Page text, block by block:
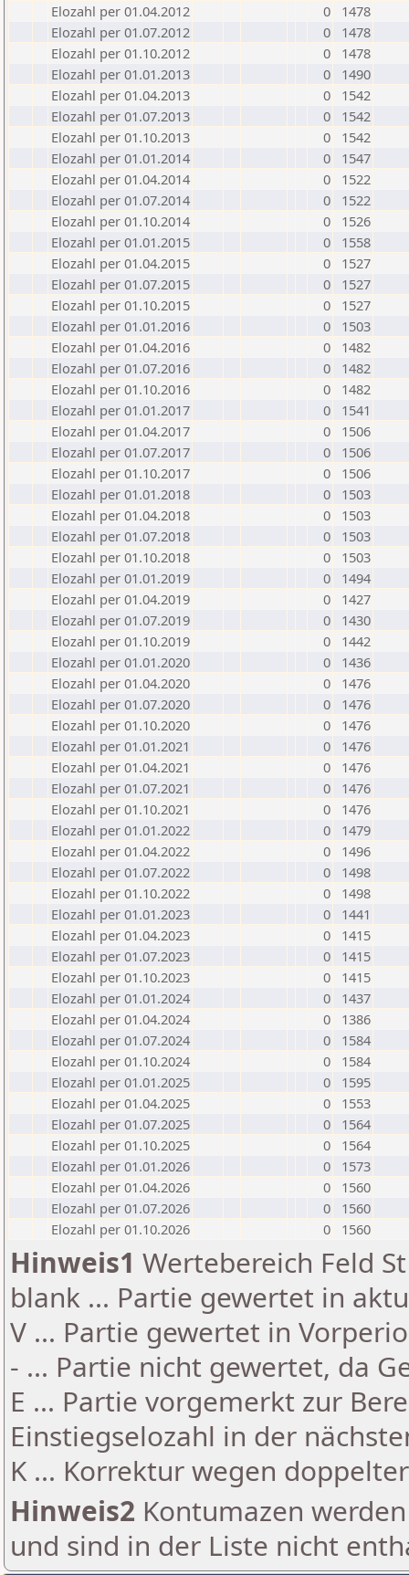
Elozahl per 01.04.2012
0
1478
Elozahl per 01.07.2012
0
1478
Elozahl per 01.10.2012
0
1478
Elozahl per 01.01.2013
0
1490
Elozahl per 01.04.2013
0
1542
Elozahl per 01.07.2013
0
1542
Elozahl per 01.10.2013
0
1542
Elozahl per 01.01.2014
0
1547
Elozahl per 01.04.2014
0
1522
Elozahl per 01.07.2014
0
1522
Elozahl per 01.10.2014
0
1526
Elozahl per 01.01.2015
0
1558
Elozahl per 01.04.2015
0
1527
Elozahl per 01.07.2015
0
1527
Elozahl per 01.10.2015
0
1527
Elozahl per 01.01.2016
0
1503
Elozahl per 01.04.2016
0
1482
Elozahl per 01.07.2016
0
1482
Elozahl per 01.10.2016
0
1482
Elozahl per 01.01.2017
0
1541
Elozahl per 01.04.2017
0
1506
Elozahl per 01.07.2017
0
1506
Elozahl per 01.10.2017
0
1506
Elozahl per 01.01.2018
0
1503
Elozahl per 01.04.2018
0
1503
Elozahl per 01.07.2018
0
1503
Elozahl per 01.10.2018
0
1503
Elozahl per 01.01.2019
0
1494
Elozahl per 01.04.2019
0
1427
Elozahl per 01.07.2019
0
1430
Elozahl per 01.10.2019
0
1442
Elozahl per 01.01.2020
0
1436
Elozahl per 01.04.2020
0
1476
Elozahl per 01.07.2020
0
1476
Elozahl per 01.10.2020
0
1476
Elozahl per 01.01.2021
0
1476
Elozahl per 01.04.2021
0
1476
Elozahl per 01.07.2021
0
1476
Elozahl per 01.10.2021
0
1476
Elozahl per 01.01.2022
0
1479
Elozahl per 01.04.2022
0
1496
Elozahl per 01.07.2022
0
1498
Elozahl per 01.10.2022
0
1498
Elozahl per 01.01.2023
0
1441
Elozahl per 01.04.2023
0
1415
Elozahl per 01.07.2023
0
1415
Elozahl per 01.10.2023
0
1415
Elozahl per 01.01.2024
0
1437
Elozahl per 01.04.2024
0
1386
Elozahl per 01.07.2024
0
1584
Elozahl per 01.10.2024
0
1584
Elozahl per 01.01.2025
0
1595
Elozahl per 01.04.2025
0
1553
Elozahl per 01.07.2025
0
1564
Elozahl per 01.10.2025
0
1564
Elozahl per 01.01.2026
0
1573
Elozahl per 01.04.2026
0
1560
Elozahl per 01.07.2026
0
1560
Elozahl per 01.10.2026
0 1560
Hinweis1 Wertebereich Feld
blank ... Partie gewertet in
V ... Partie gewertet in
- ... Partie nicht gewertet, da
E ... Partie vorgemerkt zur
Einstiegselozahl in der
K ... Korrektur wegen
Hinweis2 Kontumazen
und sind in der Liste nicht